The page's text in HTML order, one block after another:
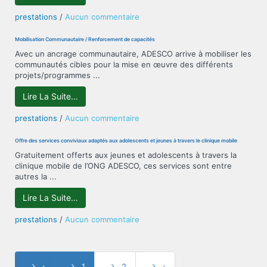
les
violences
basées
prestations / Aucun commentaire
contre
les
IST/VIH-
SIDA,
Mobilisation Communautaire / Renforcement de capacités
Avec un ancrage communautaire, ADESCO arrive à mobiliser les
communautés cibles pour la mise en œuvre des différents
projets/programmes ...
Lire La Suite…
prestations / Aucun commentaire
Communautaire
Renforcement
de
Offre des services conviviaux adaptés aux adolescents et jeunes à travers le clinique mobile
Gratuitement offerts aux jeunes et adolescents à travers la
clinique mobile de l’ONG ADESCO, ces services sont entre
autres la ...
Lire La Suite…
prestations / Aucun commentaire
services
conviviaux